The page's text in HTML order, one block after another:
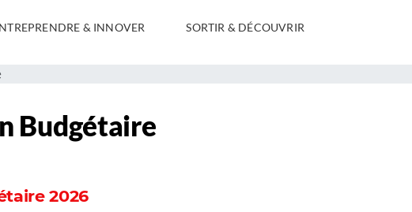
& INNOVER SORTIR & DÉCOUVRIR
Budgétaire
2026